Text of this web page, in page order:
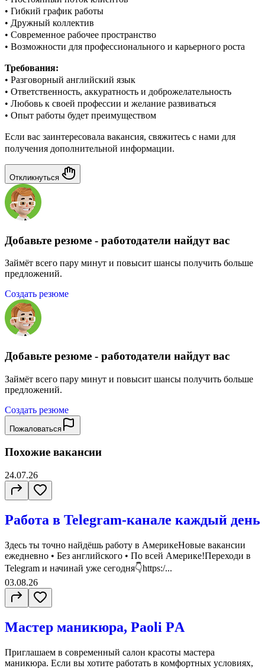
• Гибкий график работы
• Дружный коллектив
• Современное рабочее пространство
• Возможности для профессионального и карьерного роста
Требования:
• Разговорный английский язык
• Ответственность, аккуратность и доброжелательность
• Любовь к своей профессии и желание развиваться
• Опыт работы будет преимуществом
Если вас заинтересовала вакансия, свяжитесь с нами для
получения дополнительной информации.
Откликнуться
Добавьте резюме - работодатели найдут вас
Займёт всего пару минут и повысит шансы получить больше
предложений.
Создать резюме
Добавьте резюме - работодатели найдут вас
Займёт всего пару минут и повысит шансы получить больше
предложений.
Создать резюме
Пожаловаться
Похожие вакансии
24.07.26
Работа в Telegram-канале каждый день
Здесь ты точно найдёшь работу в АмерикеНовые вакансии
ежедневно • Без английского • По всей Америке!Переходи в
Telegram и начинай уже сегодня👇https:/...
03.08.26
Мастер маникюра, Paoli PА
Приглашаем в современный салон красоты мастера
маникюра. Если вы хотите работать в комфортных условиях,